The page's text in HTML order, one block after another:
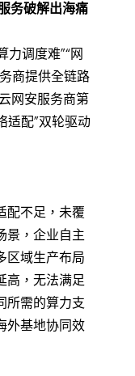
务破解出海痛
力调度难”“网
商提供全链路
网安服务商第
适配”双轮驱动
配不足，未覆
景，企业自主
区域生产布局
高，无法满足
所需的算力支
外基地协同效